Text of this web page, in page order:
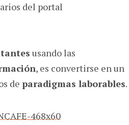
del portal
usando las
, es convertirse en un
de paradigmas laborables.